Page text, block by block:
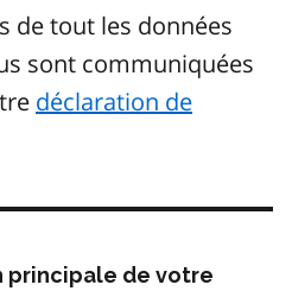
de tout les données
sont communiquées
déclaration de
principale de votre